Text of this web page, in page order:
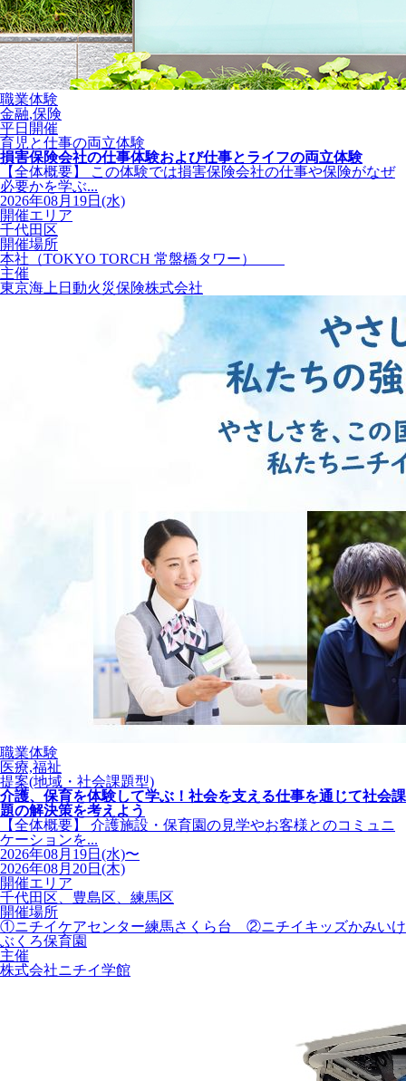
職業体験
金融,保険
平日開催
育児と仕事の両立体験
損害保険会社の仕事体験および仕事とライフの両立体験
【全体概要】 この体験では損害保険会社の仕事や保険がなぜ
必要かを学ぶ...
2026年08月19日(水)
開催エリア
千代田区
開催場所
本社（TOKYO TORCH 常盤橋タワー）
主催
東京海上日動火災保険株式会社
職業体験
医療,福祉
提案(地域・社会課題型)
介護、保育を体験して学ぶ！社会を支える仕事を通じて社会課
題の解決策を考えよう
【全体概要】 介護施設・保育園の見学やお客様とのコミュニ
ケーションを...
2026年08月19日(水)〜
2026年08月20日(木)
開催エリア
千代田区、豊島区、練馬区
開催場所
①ニチイケアセンター練馬さくら台 ②ニチイキッズかみいけ
ぶくろ保育園
主催
株式会社ニチイ学館